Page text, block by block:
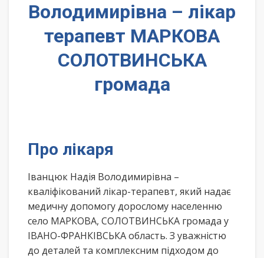
Володимирівна – лікар
терапевт МАРКОВА
СОЛОТВИНСЬКА
громада
Про лікаря
Іванцюк Надія Володимирівна –
кваліфікований лікар-терапевт, який надає
медичну допомогу дорослому населенню
село МАРКОВА, СОЛОТВИНСЬКА громада у
ІВАНО-ФРАНКІВСЬКА область. З уважністю
до деталей та комплексним підходом до